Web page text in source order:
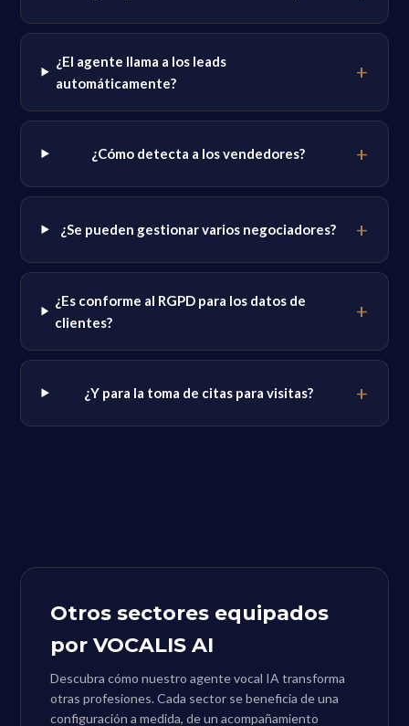
¿El agente llama a los leads
automáticamente?
¿Cómo detecta a los vendedores?
¿Se pueden gestionar varios negociadores?
¿Es conforme al RGPD para los datos de
clientes?
¿Y para la toma de citas para visitas?
Otros sectores equipados
por VOCALIS AI
Descubra cómo nuestro agente vocal IA transforma
otras profesiones. Cada sector se beneficia de una
configuración a medida, de un acompañamiento